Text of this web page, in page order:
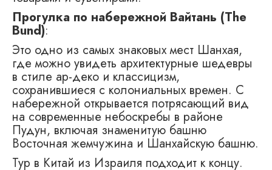
Прогулка по набережной Вайтань (The
Bund):
Это одно из самых знаковых мест Шанхая,
где можно увидеть архитектурные шедевры
в стиле ар-деко и классицизм,
сохранившиеся с колониальных времен. С
набережной открывается потрясающий вид
на современные небоскребы в районе
Пудун, включая знаменитую башню
Восточная жемчужина и Шанхайскую башню.
Тур в Китай из Израиля подходит к концу.